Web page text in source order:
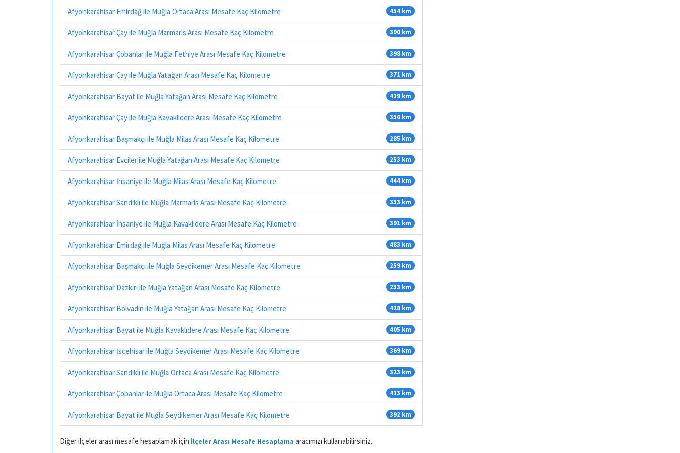
Afyonkarahisar Emirdağ ile Muğla Ortaca Arası Mesafe Kaç Kilometre 454 km
Afyonkarahisar Çay ile Muğla Marmaris Arası Mesafe Kaç Kilometre 390 km
Afyonkarahisar Çobanlar ile Muğla Fethiye Arası Mesafe Kaç Kilometre 398 km
Afyonkarahisar Çay ile Muğla Yatağan Arası Mesafe Kaç Kilometre 371 km
Afyonkarahisar Bayat ile Muğla Yatağan Arası Mesafe Kaç Kilometre 419 km
Afyonkarahisar Çay ile Muğla Kavaklıdere Arası Mesafe Kaç Kilometre 356 km
Afyonkarahisar Başmakçı ile Muğla Milas Arası Mesafe Kaç Kilometre 285 km
Afyonkarahisar Evciler ile Muğla Yatağan Arası Mesafe Kaç Kilometre 253 km
Afyonkarahisar İhsaniye ile Muğla Milas Arası Mesafe Kaç Kilometre 444 km
Afyonkarahisar Sandıklı ile Muğla Marmaris Arası Mesafe Kaç Kilometre 333 km
Afyonkarahisar İhsaniye ile Muğla Kavaklıdere Arası Mesafe Kaç Kilometre 391 km
Afyonkarahisar Emirdağ ile Muğla Milas Arası Mesafe Kaç Kilometre 483 km
Afyonkarahisar Başmakçı ile Muğla Seydikemer Arası Mesafe Kaç Kilometre 259 km
Afyonkarahisar Dazkırı ile Muğla Yatağan Arası Mesafe Kaç Kilometre 233 km
Afyonkarahisar Bolvadin ile Muğla Yatağan Arası Mesafe Kaç Kilometre 428 km
Afyonkarahisar Bayat ile Muğla Kavaklıdere Arası Mesafe Kaç Kilometre 405 km
Afyonkarahisar İscehisar ile Muğla Seydikemer Arası Mesafe Kaç Kilometre 369 km
Afyonkarahisar Sandıklı ile Muğla Ortaca Arası Mesafe Kaç Kilometre 323 km
Afyonkarahisar Çobanlar ile Muğla Ortaca Arası Mesafe Kaç Kilometre 413 km
Afyonkarahisar Bayat ile Muğla Seydikemer Arası Mesafe Kaç Kilometre 392 km
Diğer ilçeler arası mesafe hesaplamak için İlçeler Arası Mesafe Hesaplama aracımızı kullanabilirsiniz.